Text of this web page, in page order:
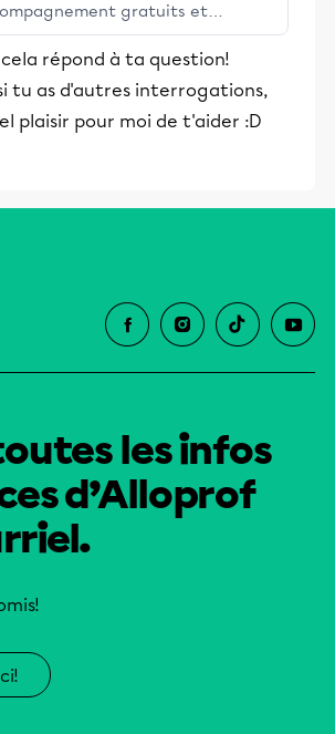
gratuits et
Alloprof engage les élèves
parents dans la réussite
répond à ta question!
tu as d'autres interrogations,
plaisir pour moi de t'aider :D
les infos
d’Alloprof